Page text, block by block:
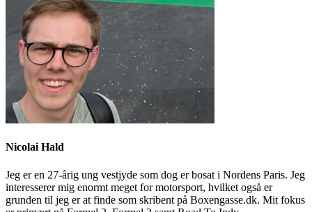
Nicolai Hald
Jeg er en 27-årig ung vestjyde som dog er bosat i Nordens Paris. Jeg
interesserer mig enormt meget for motorsport, hvilket også er
grunden til jeg er at finde som skribent på Boxengasse.dk. Mit fokus